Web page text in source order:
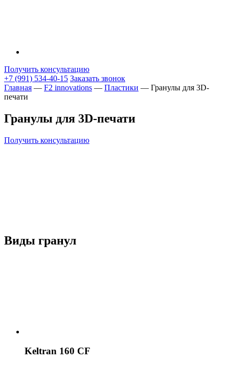
Получить консультацию
+7 (991) 534-40-15 Заказать звонок
Главная — F2 innovations — Пластики — Гранулы для 3D-
печати
Гранулы для 3D-печати
Получить консультацию
Виды гранул
Keltran 160 CF